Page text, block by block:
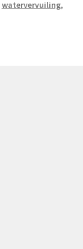
watervervuiling,